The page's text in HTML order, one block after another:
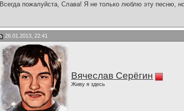
Всегда пожалуйста, Слава! Я не только люблю эту песню,
26.01.2013, 22:41
Вячеслав Серёгин
Живу я здесь